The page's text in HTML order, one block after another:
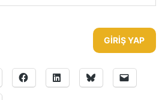
GIRIŞ YAP